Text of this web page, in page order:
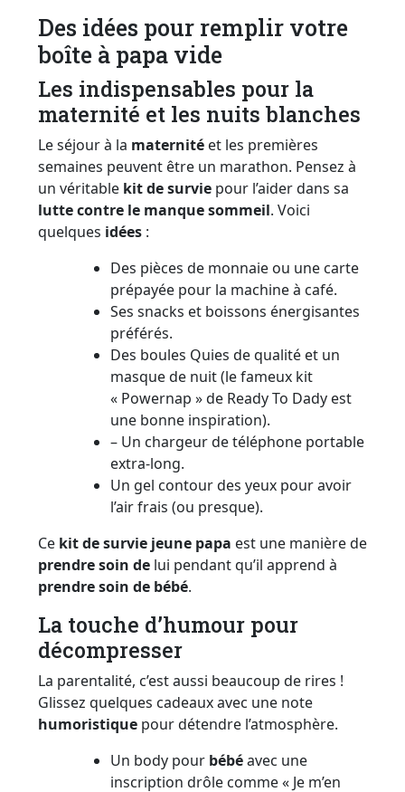
Des idées pour remplir votre
boîte à papa vide
Les indispensables pour la
maternité et les nuits blanches
Le séjour à la maternité et les premières
semaines peuvent être un marathon. Pensez à
un véritable kit de survie pour l’aider dans sa
lutte contre le manque sommeil. Voici
quelques idées :
Des pièces de monnaie ou une carte
prépayée pour la machine à café.
Ses snacks et boissons énergisantes
préférés.
Des boules Quies de qualité et un
masque de nuit (le fameux kit
« Powernap » de Ready To Dady est
une bonne inspiration).
– Un chargeur de téléphone portable
extra-long.
Un gel contour des yeux pour avoir
l’air frais (ou presque).
Ce kit de survie jeune papa est une manière de
prendre soin de lui pendant qu’il apprend à
prendre soin de bébé.
La touche d’humour pour
décompresser
La parentalité, c’est aussi beaucoup de rires !
Glissez quelques cadeaux avec une note
humoristique pour détendre l’atmosphère.
Un body pour bébéavec une
inscription drôle comme « Je m’en